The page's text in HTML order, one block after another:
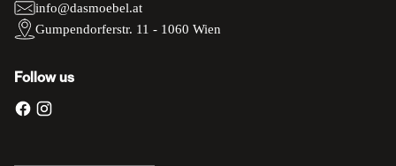
info@dasmoebel.at
Gumpendorferstr. 11 - 1060 Wien
Follow us